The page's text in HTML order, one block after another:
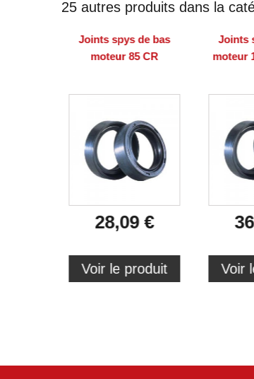
25 autres produits dans la
Joints spys de bas
moteur 85 CR
28,09 €
Voir le produit
Joints
moteur
Voir